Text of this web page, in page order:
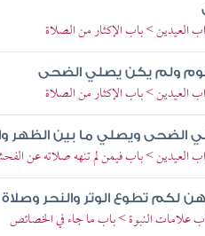
العيدين > باب الإكثار من الصلاة
ولم يكن يصلي الضحى
العيدين > باب الإكثار من الصلاة
الضحى ويصلي ما بين الظهر
العيدين > باب فيمن لم تنهه صلاته عن
لكم تطوع الوتر والنحر
علامات النبوة > باب ما جاء في الخصائص